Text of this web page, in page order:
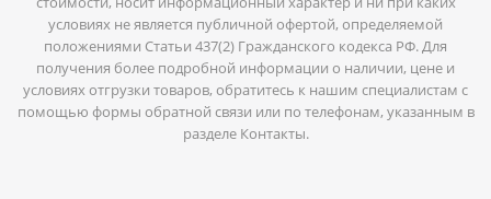
условиях не является публичной офертой, определяемой
положениями Статьи 437(2) Гражданского кодекса РФ. Для
получения более подробной информации о наличии, цене и
условиях отгрузки товаров, обратитесь к нашим специалистам с
помощью формы обратной связи или по телефонам, указанным в
разделе Контакты.